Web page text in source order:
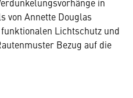
von Annette Douglas
Lichtschutz und
Bezug auf die